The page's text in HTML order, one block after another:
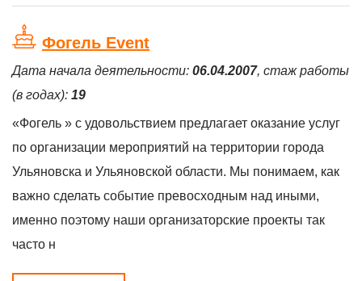
Фогель Event
Дата начала деятельности: 06.04.2007, стаж работы
(в годах): 19
«Фогель » с удовольствием предлагает оказание услуг
по организации мероприятий на территории города
Ульяновска и Ульяновской области. Мы понимаем, как
важно сделать событие превосходным над иными,
именно поэтому наши организаторские проекты так
часто н